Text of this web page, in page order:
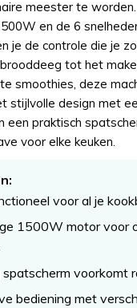
meester te
en de 6
je de controle die je
tot het
smoothies, deze
stijlvolle design met
een praktisch
voor elke keuken.
voor al je
1500W motor voor
spatscherm voorkomt
bediening met